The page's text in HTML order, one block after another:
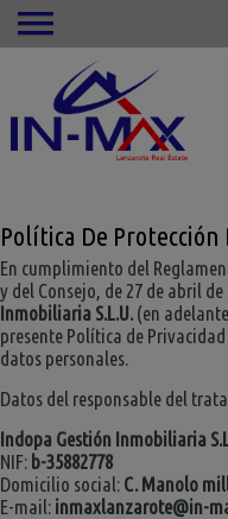
Política De Protección
En cumplimiento del
y del Consejo, de 27 de abril
Inmobiliaria S.L.U. (en adelante
presente Política de
datos personales.
Datos del responsable del
Indopa Gestión Inmobiliaria
NIF: b-35882778
Domicilio social: C. Manolo
E-mail: inmaxlanzarote@in-